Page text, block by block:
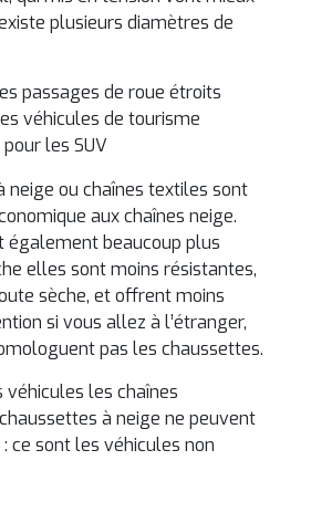
plusieurs diamètres de
passages de roue étroits
véhicules de tourisme
les SUV
neige ou chaînes textiles sont
aux chaînes neige.
également beaucoup plus
elles sont moins résistantes,
sèche, et offrent moins
si vous allez à l’étranger,
pas les chaussettes.
véhicules les chaînes
à neige ne peuvent
ce sont les véhicules non